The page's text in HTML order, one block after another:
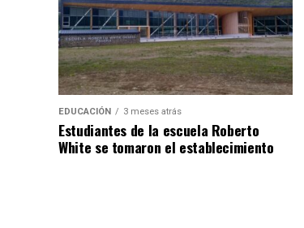
EDUCACIÓN 3 meses atrás
Estudiantes de la escuela Roberto
White se tomaron el establecimiento